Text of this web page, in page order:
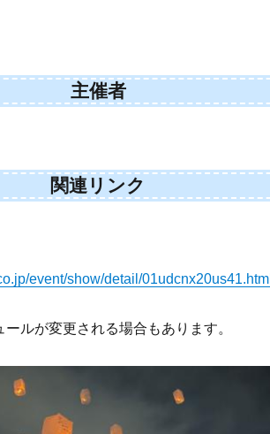
主催者
関連リンク
event/show/detail/01udcnx20us41.html
ルが変更される場合もあります。